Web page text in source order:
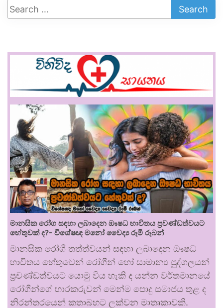
මානසික රෝග සඳහා ලබාදෙන ඖෂධ භාවිතය ප්‍රචණ්ඩත්වයට
හේතුවක් ද?- විශේෂඥ මනෝ වෛද්‍ය රූමි රූබන්
මානසික රෝගී තත්ත්වයන් සඳහා ලබාදෙන ඖෂධ
භාවිතය හේතුවෙන් රෝගීන් හෝ සාමාන්‍ය පුද්ගලයන්
ප්‍රචණ්ඩත්වයට යොමු විය හැකි ද යන්න වර්තමානයේ
රෝගීන්ගේ භාරකරුවන් මෙන්ම පොදු සමාජය තුළ ද
නිරන්තරයෙන් කතාබහට ලක්වන මාතෘකාවකි.